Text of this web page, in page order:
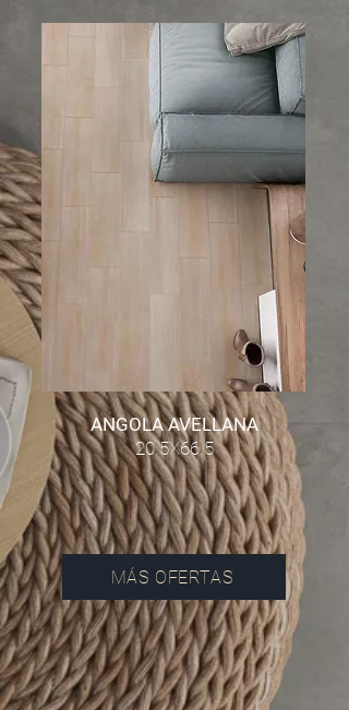
ANGOLA AVELLANA
20.5X66.5
MÁS OFERTAS